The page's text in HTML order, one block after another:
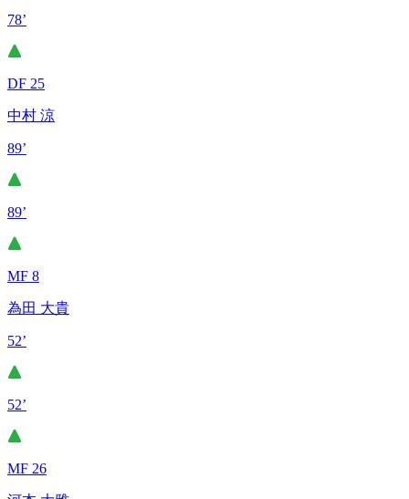
78’
DF 25
中村 涼
89’
89’
MF 8
為田 大貴
52’
52’
MF 26